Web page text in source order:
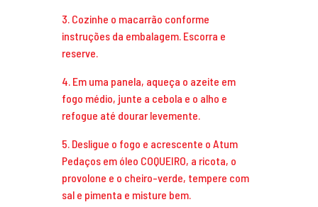
3. Cozinhe o macarrão conforme
instruções da embalagem. Escorra e
reserve.
4. Em uma panela, aqueça o azeite em
fogo médio, junte a cebola e o alho e
refogue até dourar levemente.
5. Desligue o fogo e acrescente o Atum
Pedaços em óleo COQUEIRO, a ricota, o
provolone e o cheiro-verde, tempere com
sal e pimenta e misture bem.